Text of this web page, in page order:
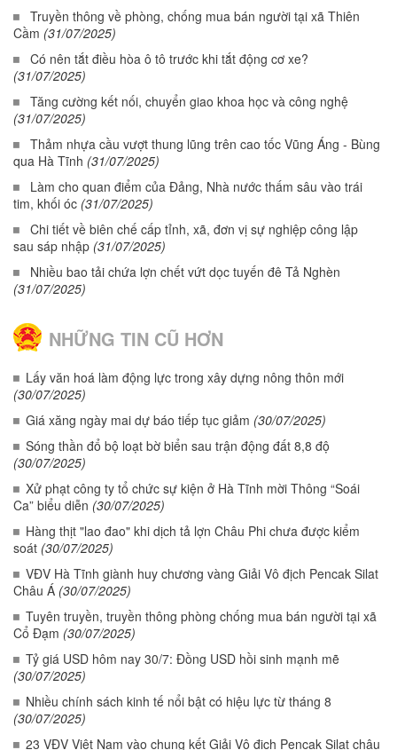
Truyền thông về phòng, chống mua bán người tại xã Thiên
Cầm (31/07/2025)
Có nên tắt điều hòa ô tô trước khi tắt động cơ xe?
(31/07/2025)
Tăng cường kết nối, chuyển giao khoa học và công nghệ
(31/07/2025)
Thảm nhựa cầu vượt thung lũng trên cao tốc Vũng Áng - Bùng
qua Hà Tĩnh (31/07/2025)
Làm cho quan điểm của Đảng, Nhà nước thấm sâu vào trái
tim, khối óc (31/07/2025)
Chi tiết về biên chế cấp tỉnh, xã, đơn vị sự nghiệp công lập
sau sáp nhập (31/07/2025)
Nhiều bao tải chứa lợn chết vứt dọc tuyến đê Tả Nghèn
(31/07/2025)
NHỮNG TIN CŨ HƠN
Lấy văn hoá làm động lực trong xây dựng nông thôn mới
(30/07/2025)
Giá xăng ngày mai dự báo tiếp tục giảm (30/07/2025)
Sóng thần đổ bộ loạt bờ biển sau trận động đất 8,8 độ
(30/07/2025)
Xử phạt công ty tổ chức sự kiện ở Hà Tĩnh mời Thông “Soái
Ca” biểu diễn (30/07/2025)
Hàng thịt "lao đao" khi dịch tả lợn Châu Phi chưa được kiểm
soát (30/07/2025)
VĐV Hà Tĩnh giành huy chương vàng Giải Vô địch Pencak Silat
Châu Á (30/07/2025)
Tuyên truyền, truyền thông phòng chống mua bán người tại xã
Cổ Đạm (30/07/2025)
Tỷ giá USD hôm nay 30/7: Đồng USD hồi sinh mạnh mẽ
(30/07/2025)
Nhiều chính sách kinh tế nổi bật có hiệu lực từ tháng 8
(30/07/2025)
23 VĐV Việt Nam vào chung kết Giải Vô địch Pencak Silat châu